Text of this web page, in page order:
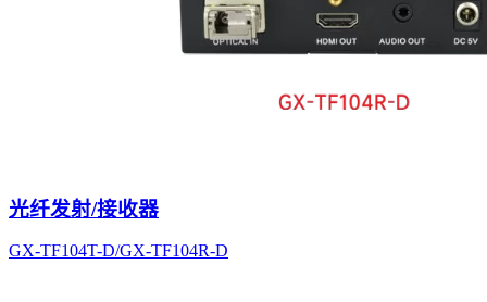
光纤发射/接收器
GX-TF104T-D/GX-TF104R-D